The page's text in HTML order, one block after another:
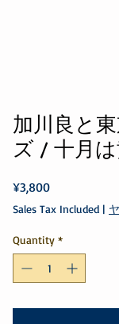
加川良と
ズ / 十月
¥3,800Price
Sales Tax Included |
Quantity *